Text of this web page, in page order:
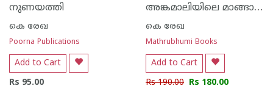
നുണയത്തി
കെ രേഖ
Poorna Publications
Add to Cart
Rs 95.00
അങ്കമാലിയിലെ മാങ്ങാക്കറിയും വില്ലുവണ്ടിയും മറ്റു കഥകളും
കെ രേഖ
Mathrubhumi Books
Add to Cart
Rs 190.00 Rs 180.00